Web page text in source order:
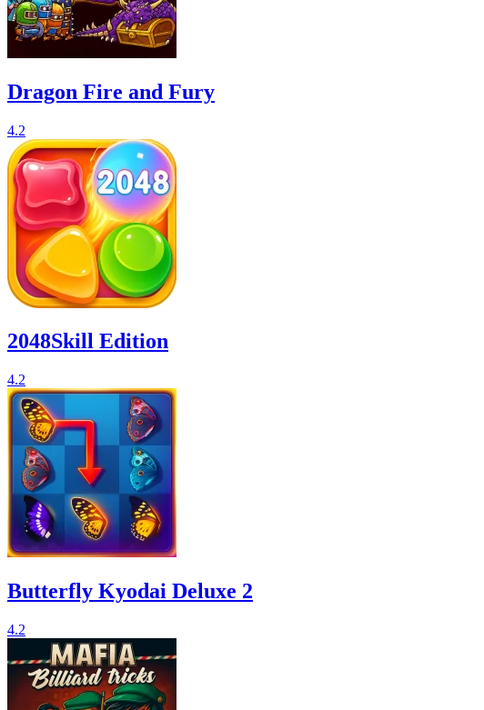
Dragon Fire and Fury
4.2
2048Skill Edition
4.2
Butterfly Kyodai Deluxe 2
4.2